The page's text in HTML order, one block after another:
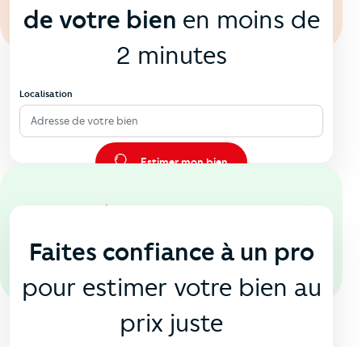
de votre bien en moins de
2 minutes
Localisation
Adresse de votre bien
Estimer mon bien
En agence
Faites confiance à un pro
pour estimer votre bien au
prix juste